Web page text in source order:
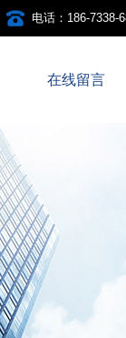
电话：186-7338-
在线留言